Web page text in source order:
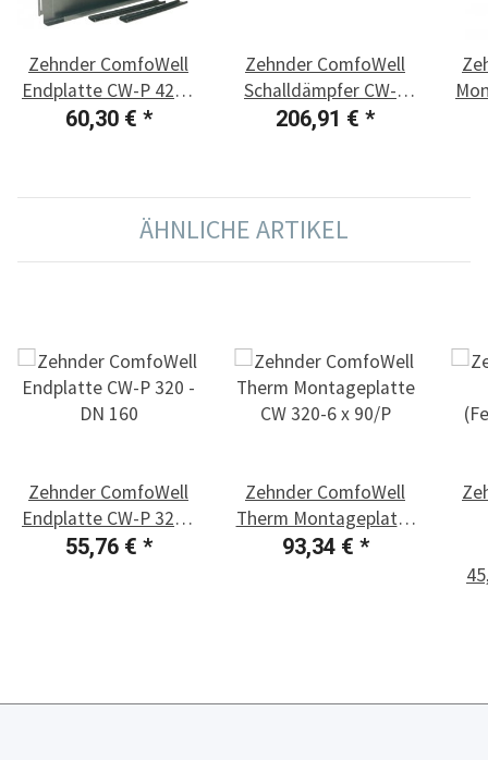
Zehnder ComfoWell
Endplatte CW-P 420 -
DN 160
60,30 € *
Zehnder ComfoWell
Schalldämpfer CW-S
420
206,91 € *
ÄHNLICHE ARTIKEL
Zehnder ComfoWell
Endplatte CW-P 320 -
DN 160
55,76 € *
Zehnder ComfoWell
Therm Montageplatte
CW 320-6 x 90/P
93,34 € *